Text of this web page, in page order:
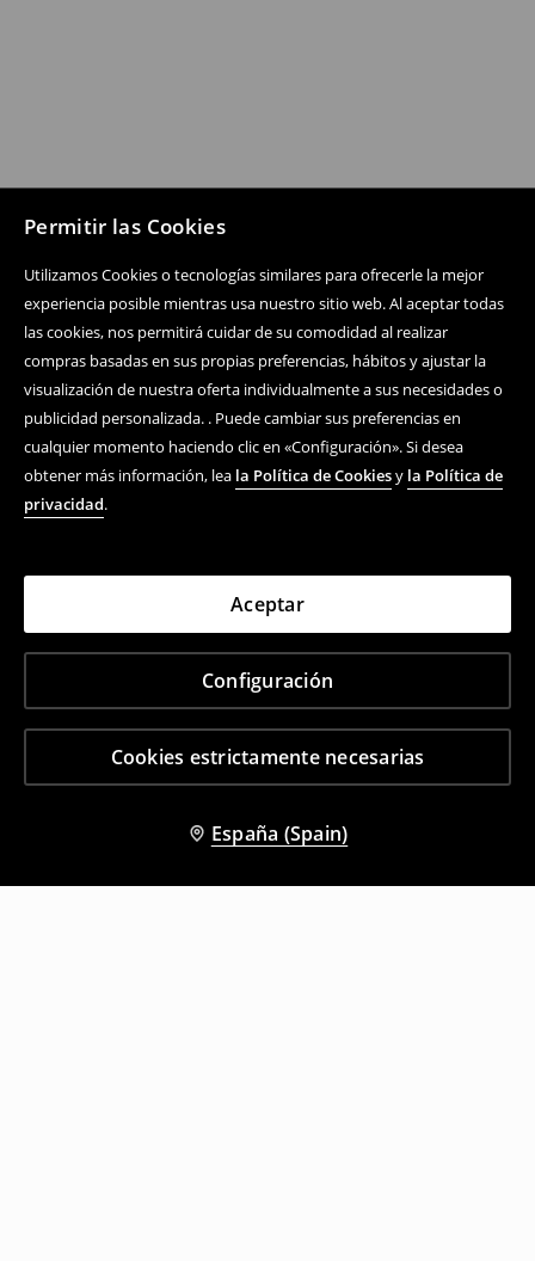
Permitir las Cookies
Utilizamos Cookies o tecnologías similares para ofrecerle la mejor
experiencia posible mientras usa nuestro sitio web. Al aceptar todas
las cookies, nos permitirá cuidar de su comodidad al realizar
compras basadas en sus propias preferencias, hábitos y ajustar la
visualización de nuestra oferta individualmente a sus necesidades o
publicidad personalizada. . Puede cambiar sus preferencias en
cualquier momento haciendo clic en «Configuración». Si desea
obtener más información, lea la Política de Cookiesy la Política de
privacidad.
Cookies estrictamente necesarias
Configuración
Aceptar
España (Spain)